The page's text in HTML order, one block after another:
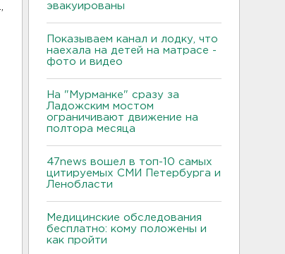
эвакуированы
Показываем канал и лодку, что
наехала на детей на матрасе -
фото и видео
На "Мурманке" сразу за
Ладожским мостом
ограничивают движение на
полтора месяца
47news вошел в топ-10 самых
цитируемых СМИ Петербурга и
Ленобласти
Медицинские обследования
бесплатно: кому положены и
как пройти